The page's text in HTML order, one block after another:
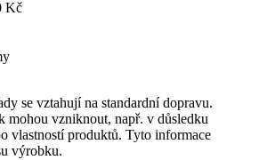
Kč
se vztahují na standardní dopravu.
mohou vzniknout, např. v důsledku
vlastností produktů. Tyto informace
výrobku.